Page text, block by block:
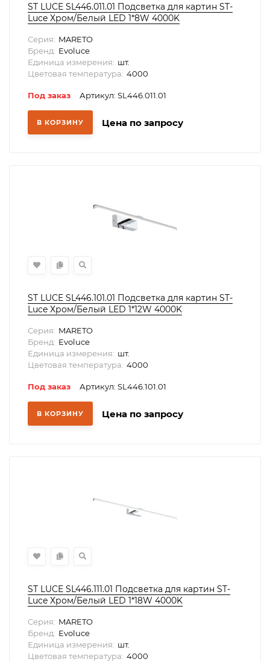
ST LUCE SL446.011.01 Подсветка для картин ST-
Luce Хром/Белый LED 1*8W 4000K
Серия: MARETO
Бренд: Evoluce
Единица измерения: шт.
Цветовая температура: 4000
Под заказ Артикул: SL446.011.01
В КОРЗИНУ Цена по запросу
ST LUCE SL446.101.01 Подсветка для картин ST-
Luce Хром/Белый LED 1*12W 4000K
Серия: MARETO
Бренд: Evoluce
Единица измерения: шт.
Цветовая температура: 4000
Под заказ Артикул: SL446.101.01
В КОРЗИНУ Цена по запросу
ST LUCE SL446.111.01 Подсветка для картин ST-
Luce Хром/Белый LED 1*18W 4000K
Серия: MARETO
Бренд: Evoluce
Единица измерения: шт.
Цветовая температура: 4000